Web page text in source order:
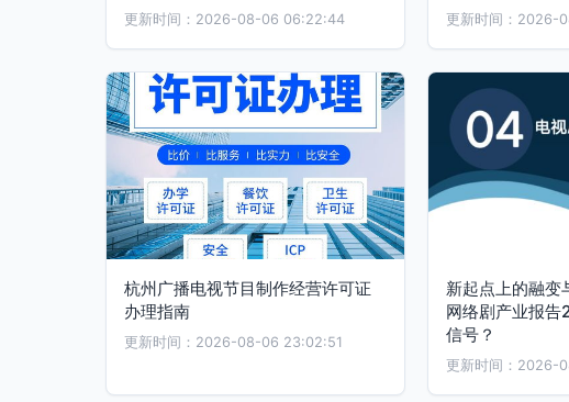
更新时间：2026-08-06 06:22:44 更新时间：2026-
杭州广播电视节目制作经营许可证
办理指南
更新时间：2026-08-06 23:02:51
新起点上的融变
网络剧产业报告
信号？
更新时间：2026-